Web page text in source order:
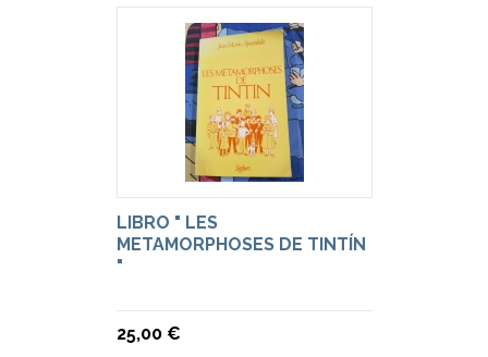
LIBRO " LES
METAMORPHOSES DE TINTÍN
"
25,00 €